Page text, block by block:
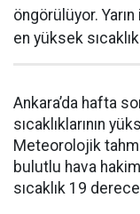
öngörülüyor.
en yüksek
Ankara’da hafta
sıcaklıklarının
Meteorolojik
bulutlu hava
sıcaklık 19